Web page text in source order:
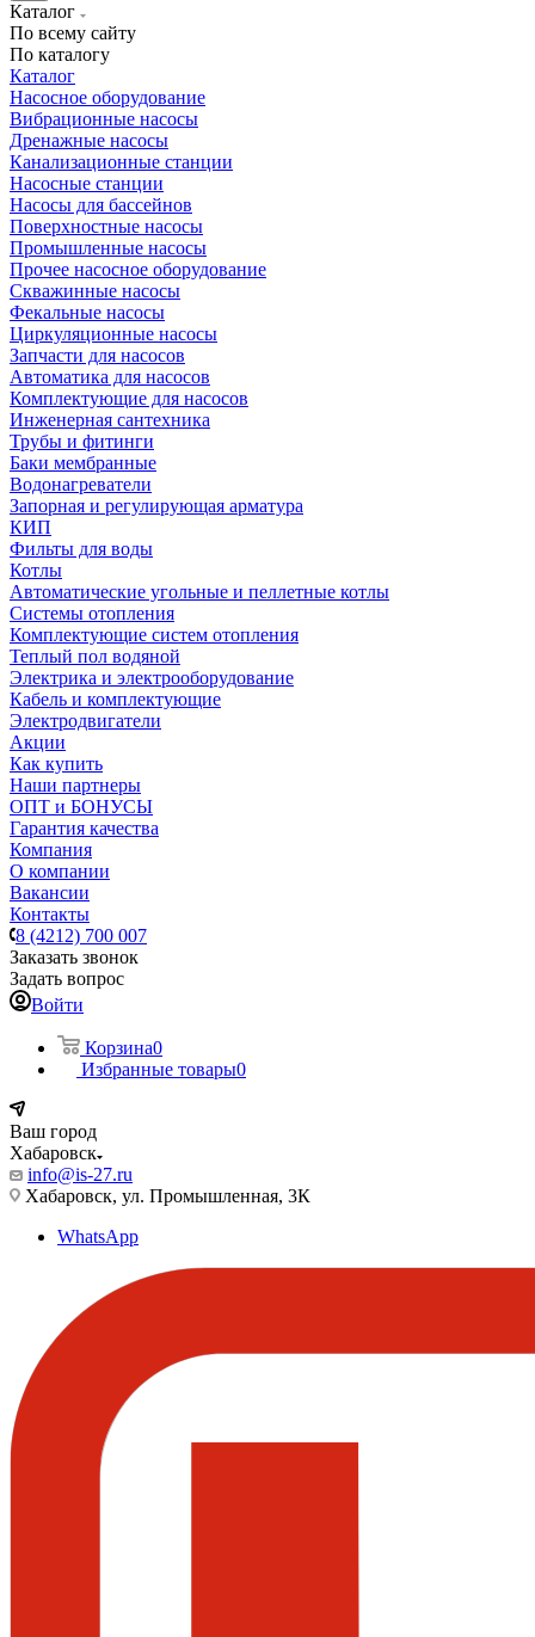
Каталог
По всему сайту
По каталогу
Каталог
Насосное оборудование
Вибрационные насосы
Дренажные насосы
Канализационные станции
Насосные станции
Насосы для бассейнов
Поверхностные насосы
Промышленные насосы
Прочее насосное оборудование
Скважинные насосы
Фекальные насосы
Циркуляционные насосы
Запчасти для насосов
Автоматика для насосов
Комплектующие для насосов
Инженерная сантехника
Трубы и фитинги
Баки мембранные
Водонагреватели
Запорная и регулирующая арматура
КИП
Фильты для воды
Котлы
Автоматические угольные и пеллетные котлы
Системы отопления
Комплектующие систем отопления
Теплый пол водяной
Электрика и электрооборудование
Кабель и комплектующие
Электродвигатели
Акции
Как купить
Наши партнеры
ОПТ и БОНУСЫ
Гарантия качества
Компания
О компании
Вакансии
Контакты
8 (4212) 700 007
Заказать звонок
Задать вопрос
Войти
Корзина0
Избранные товары0
Ваш город
Хабаровск
info@is-27.ru
Хабаровск, ул. Промышленная, 3К
WhatsApp